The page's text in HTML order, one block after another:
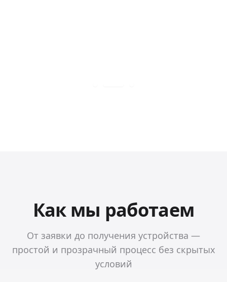
Как мы работаем
От заявки до получения устройства —
простой и прозрачный процесс без скрытых
условий